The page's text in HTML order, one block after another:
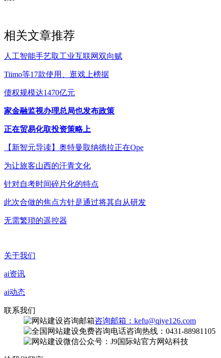
相关文章推荐
人工智能手艺取工业互联网双向赋
Tiimo等17款使用、逛戏上榜据
债权规模达1470亿元
家金融监视办理总局也发布政策
正在贸易化取投资策略上
【新智元导读】奥特曼取纳德拉正在Ope
为让旅客山西的汗青文化
针对自考时间碎片化的特点
此次合做的焦点方针是通过将其自从研发
无需繁琐的遥控器
关于我们
ai资讯
ai动态
联系我们
咨询邮箱：kefu@qiye126.com
咨询热线：0431-88981105
微信公众号：J9国际站官方网站科技